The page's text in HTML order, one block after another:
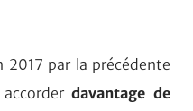
2017 par la précédente
davantage de